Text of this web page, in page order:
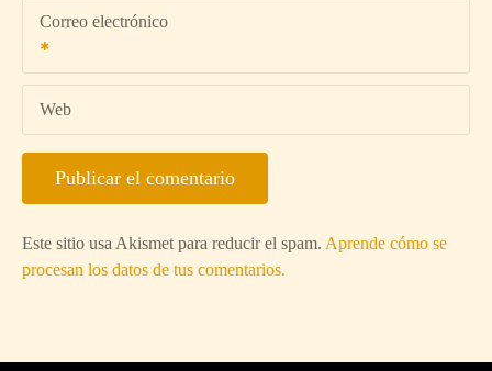
Correo electrónico
Web
Este sitio usa Akismet para reducir el spam. Aprende cómo se
procesan los datos de tus comentarios.